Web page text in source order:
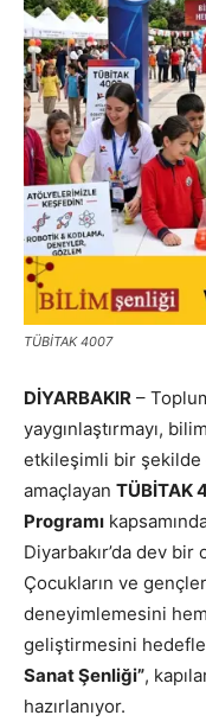
TÜBİTAK 4007
DİYARBAKIR –
yaygınlaştırmayı,
etkileşimli bir şekilde
amaçlayan TÜBİTAK
Programı
Diyarbakır’da dev
Çocukların ve
deneyimlemesini hem
geliştirmesini
Sanat Şenliği”,
hazırlanıyor.